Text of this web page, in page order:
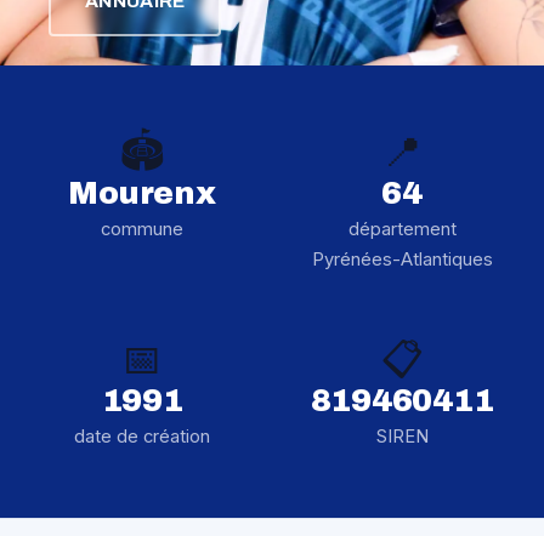
🏟️
Mourenx
commune
📍
64
département
Pyrénées-Atlantiques
📅
1991
date de création
📋
819460411
SIREN